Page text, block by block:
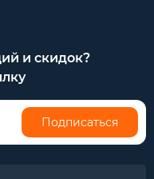
и скидок?
Подписаться